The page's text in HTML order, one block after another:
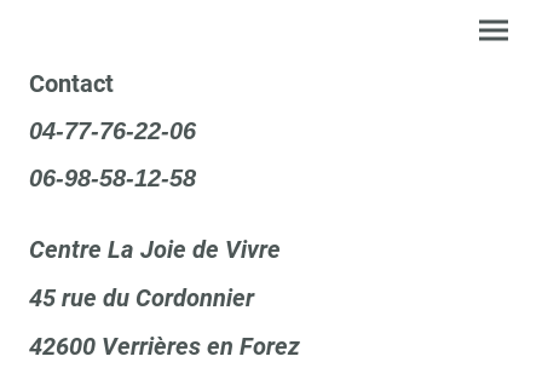
Contact
04-77-76-22-06
06-98-58-12-58
Centre La Joie de Vivre
45 rue du Cordonnier
42600 Verrières en Forez